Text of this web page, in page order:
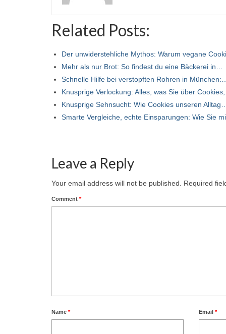
Related Posts:
Der unwiderstehliche Mythos: Warum vegane
Mehr als nur Brot: So findest du eine Bäckerei in…
Schnelle Hilfe bei verstopften Rohren in
Knusprige Verlockung: Alles, was Sie über
Knusprige Sehnsucht: Wie Cookies unseren
Smarte Vergleiche, echte Einsparungen: Wie Sie
Leave a Reply
Your email address will not be published. Required
Comment *
Name * Email*